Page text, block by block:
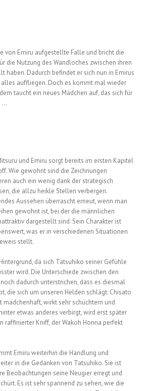
von Emiru aufgestellte Falle und bricht die
die Nutzung des Wandloches zwischen ihren
haben. Dadurch befindet er sich nun in Emirus
alles auffliegen. Doch es kommt mal wieder
taucht ein neues Mädchen auf, das sich für
…
und Emiru sorgt bereits im ersten Kapitel
Wie gewohnt sind die Zeichnungen
auch ein wenig dank der strategisch
die allzu heikle Stellen verbergen.
Aussehen überrascht erneut, wenn man
gewohnt ist, bei der die männlichen
dargestellt sind. Sein Charakter ist
was er in verschiedenen Situationen
stellt.
da sich Tatsuhiko seiner Gefühle
wird. Die Unterschiede zwischen den
dadurch unterstrichen, dass es diesmal
die sich um unseren Helden schlägt: Chisato
mädchenhaft, wirkt sehr schüchtern und
etwas anderes verbirgt, wird erst später
raffinierter Kniff, der Wakoh Honna perfekt
Emiru weiterhin die Handlung und
in die Gedanken von Tatsuhiko. Sie ist
Beobachtungen seine Neugier erregt und
Es ist sehr spannend zu sehen, wie die